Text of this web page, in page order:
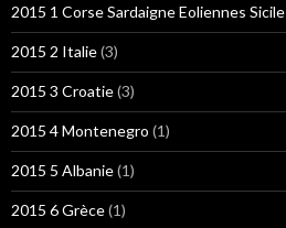
2015 1 Corse Sardaigne Eoliennes Sicile
2015 2 Italie(3)
2015 3 Croatie(3)
2015 4 Montenegro (1)
2015 5 Albanie(1)
2015 6 Grèce(1)